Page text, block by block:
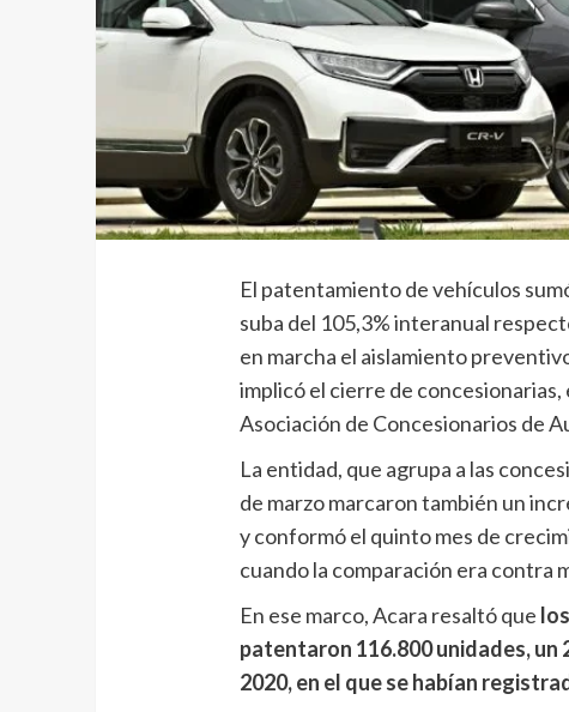
El patentamiento de vehículos
suba del 105,3% interanual
en marcha el aislamiento
implicó el cierre de
Asociación de Concesionarios de
La entidad, que agrupa a las
de marzo marcaron también un
y conformó el quinto mes de
cuando la comparación era contra
En ese marco, Acara resaltó que
patentaron 116.800 unidades, un
2020, en el que se habían